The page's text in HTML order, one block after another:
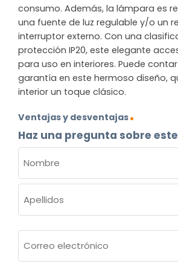
consumo. Además, la lámpara es
una fuente de luz regulable y/o un
interruptor externo. Con una
protección IP20, este elegante
para uso en interiores. Puede
garantía en este hermoso diseño,
interior un toque clásico.
Ventajas y desventajas
Haz una pregunta sobre
(OBLIGATORIO)
Nombre
electrónico